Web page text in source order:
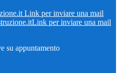
Link per inviare una mail
Link per inviare una mail
su appuntamento